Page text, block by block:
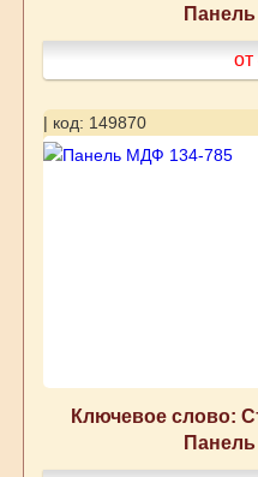
| код: 149870
Ключевое слово: